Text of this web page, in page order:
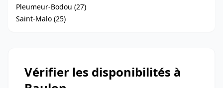
Pleumeur-Bodou (27)
Saint-Malo (25)
Vérifier les disponibilités à